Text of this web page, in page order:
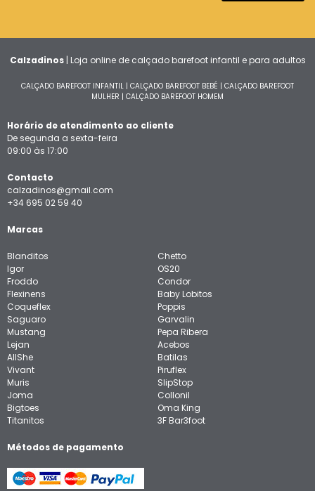
Calzadinos| Loja online de calçado barefoot infantil e para adultos
CALÇADO BAREFOOT INFANTIL | CALÇADO BAREFOOT BEBÉ | CALÇADO BAREFOOT
MULHER | CALÇADO BAREFOOT HOMEM
Horário de atendimento ao cliente
De segunda a sexta-feira
09:00 às 17:00
Contacto
calzadinos@gmail.com
+34 695 02 59 40
Marcas
Blanditos
Igor
Froddo
Flexinens
Coqueflex
Saguaro
Mustang
Lejan
AllShe
Vivant
Muris
Joma
Bigtoes
Titanitos
Chetto
OS20
Condor
Baby Lobitos
Poppis
Garvalin
Pepa Ribera
Acebos
Batilas
Piruflex
SlipStop
Collonil
Oma King
3F Bar3foot
Métodos de pagamento